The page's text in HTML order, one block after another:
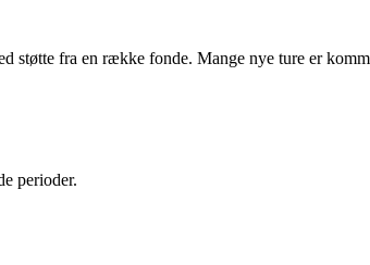
støtte fra en række fonde. Mange nye ture er
perioder.